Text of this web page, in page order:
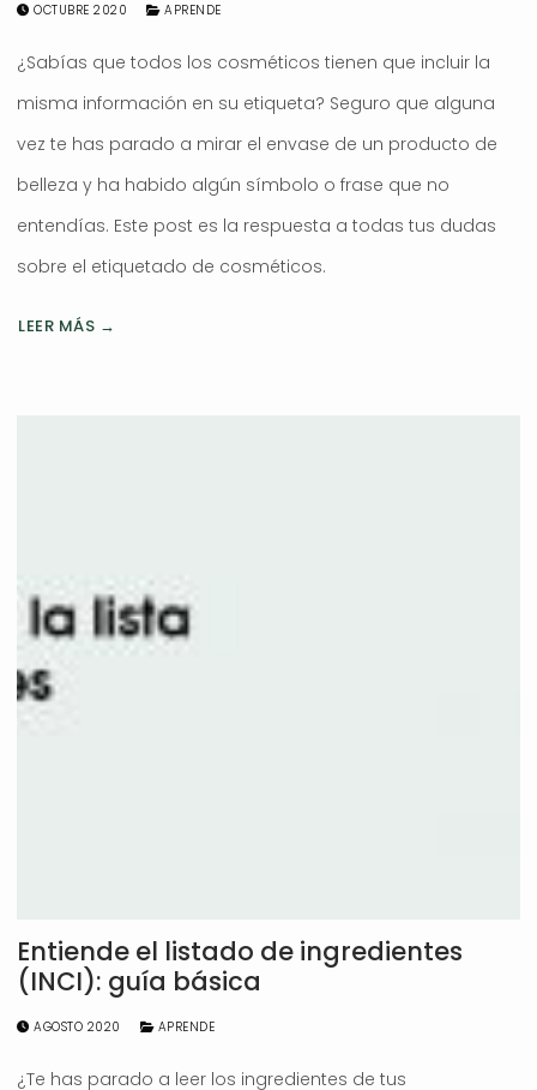
OCTUBRE 2020 APRENDE
¿Sabías que todos los cosméticos tienen que incluir la
misma información en su etiqueta? Seguro que alguna
vez te has parado a mirar el envase de un producto de
belleza y ha habido algún símbolo o frase que no
entendías. Este post es la respuesta a todas tus dudas
sobre el etiquetado de cosméticos.
LEER MÁS →
Entiende el listado de ingredientes
(INCI): guía básica
AGOSTO 2020 APRENDE
¿Te has parado a leer los ingredientes de tus